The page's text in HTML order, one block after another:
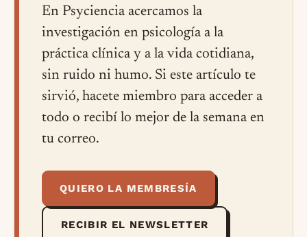
En Psyciencia acercamos la
investigación en psicología a la
práctica clínica y a la vida cotidiana,
sin ruido ni humo. Si este artículo te
sirvió, hacete miembro para acceder a
todo o recibí lo mejor de la semana en
tu correo.
QUIERO LA MEMBRESÍA
RECIBIR EL NEWSLETTER